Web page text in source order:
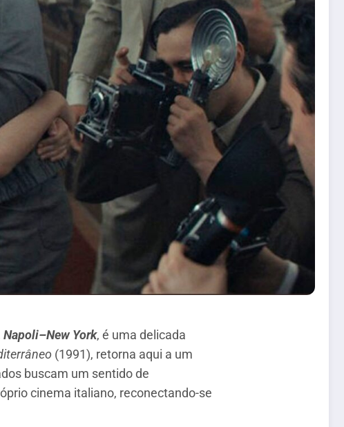
Napoli–New York, é uma delicada
(1991), retorna aqui a um
buscam um sentido de
cinema italiano, reconectando-se